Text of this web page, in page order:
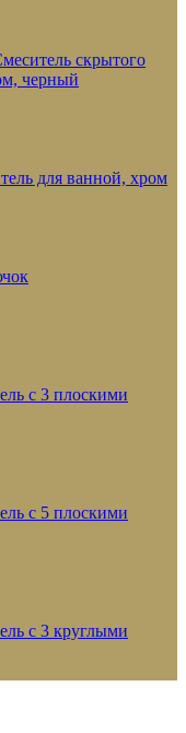
скрытого
черный
для ванной, хром
с 3 плоскими
с 5 плоскими
с 3 круглыми